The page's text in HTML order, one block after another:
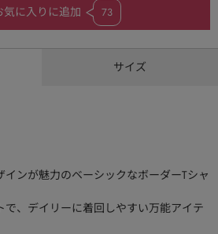
気に入りに追加 73
サイズ
ンが魅力のベーシックなボーダーTシャ
で、デイリーに着回しやすい万能アイテ